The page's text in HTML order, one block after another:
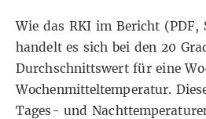
Wie das RKI im Bericht (PDF,
handelt es sich bei den 20
Durchschnittswert für eine
Wochenmitteltemperatur.
Tages- und